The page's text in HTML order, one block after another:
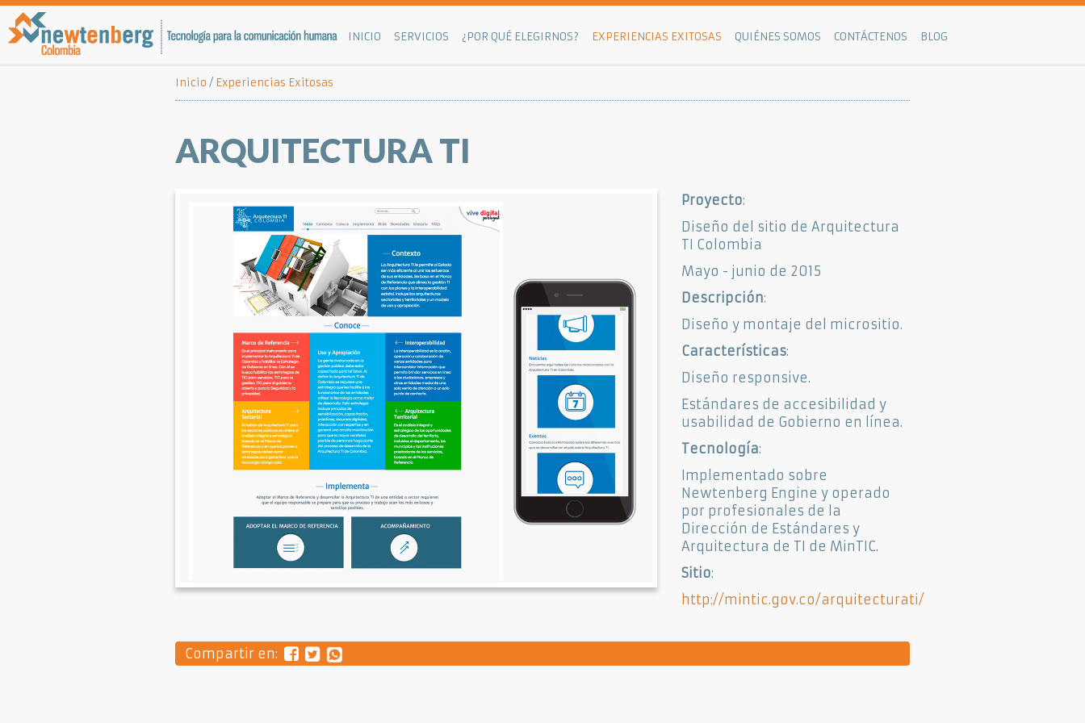
INICIO SERVICIOS ¿POR QUÉ ELEGIRNOS? EXPERIENCIAS EXITOSAS QUIÉNES SOMOS CONTÁCTENOS BLOG
Inicio / Experiencias Exitosas
ARQUITECTURA TI
Proyecto:
Diseño del sitio de Arquitectura
TI Colombia
Mayo - junio de 2015
Descripción:
Diseño y montaje del micrositio.
Características:
Diseño responsive.
Estándares de accesibilidad y
usabilidad de Gobierno en línea.
Tecnología:
Implementado sobre
Newtenberg Engine y operado
por profesionales de la
Dirección de Estándares y
Arquitectura de TI de MinTIC.
Sitio:
http://mintic.gov.co/arquitecturati/
Compartir en: